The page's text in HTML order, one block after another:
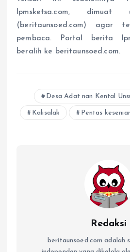
lpmsketsa.com,
(beritaunsoed.com) agar
pembaca. Portal berita
beralih ke beritaunsoed.com.
Desa Adat nan Kental
Kalisalak Pentas
Redaksi
beritaunsoed.com adalah